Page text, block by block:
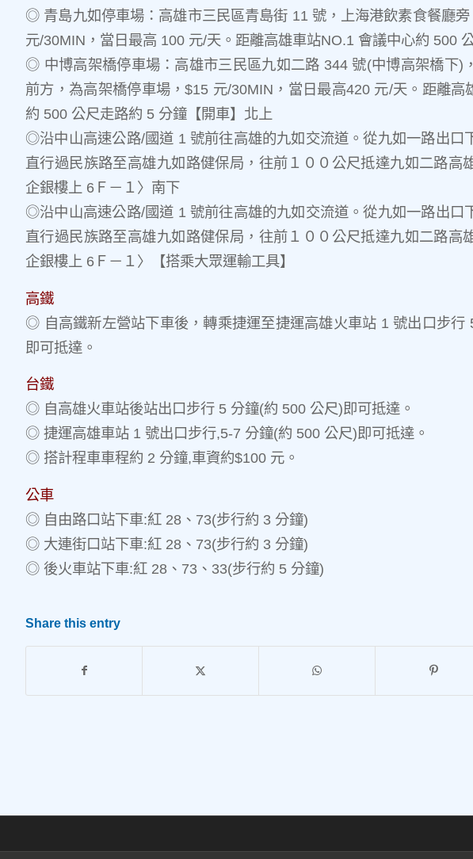
◎ 青島九如停車場：高雄市三民區青島街 11 號，上海港飲素食餐廳
元/30MIN，當日最高 100 元/天。距離高雄車站NO.1 會議中心約 500
◎ 中博高架橋停車場：高雄市三民區九如二路 344 號(中博高架橋下)
前方，為高架橋停車場，$15 元/30MIN，當日最高420 元/天。距離高
約 500 公尺走路約 5 分鐘【開車】北上
◎沿中山高速公路/國道 1 號前往高雄的九如交流道。從九如一路出口
直行過民族路至高雄九如路健保局，往前１００公尺抵達九如二路高
企銀樓上 6Ｆ－１〉南下
◎沿中山高速公路/國道 1 號前往高雄的九如交流道。從九如一路出口
直行過民族路至高雄九如路健保局，往前１００公尺抵達九如二路高
企銀樓上 6Ｆ－１〉【搭乘大眾運輸工具】
高鐵
◎ 自高鐵新左營站下車後，轉乘捷運至捷運高雄火車站 1 號出口步行
即可抵達。
台鐵
◎ 自高雄火車站後站出口步行 5 分鐘(約 500 公尺)即可抵達。
◎ 捷運高雄車站 1 號出口步行,5-7 分鐘(約 500 公尺)即可抵達。
◎ 搭計程車車程約 2 分鐘,車資約$100 元。
公車
◎ 自由路口站下車:紅 28、73(步行約 3 分鐘)
◎ 大連街口站下車:紅 28、73(步行約 3 分鐘)
◎ 後火車站下車:紅 28、73、33(步行約 5 分鐘)
Share this entry